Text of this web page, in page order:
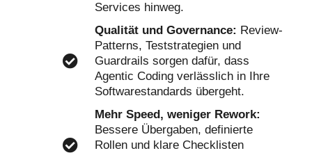
Services hinweg.
Qualität und Governance: Review-
Patterns, Teststrategien und
Guardrails sorgen dafür, dass
Agentic Coding verlässlich in Ihre
Softwarestandards übergeht.
Mehr Speed, weniger Rework:
Bessere Übergaben, definierte
Rollen und klare Checklisten